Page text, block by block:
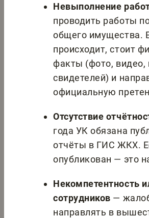
Невыполнение
проводить работы
общего имущества.
происходит, стоит
факты (фото, видео,
свидетелей) и
официальную
Отсутствие
года УК обязана
отчёты в ГИС ЖКХ.
опубликован — это
Некомпетентность
сотрудников —
направлять в